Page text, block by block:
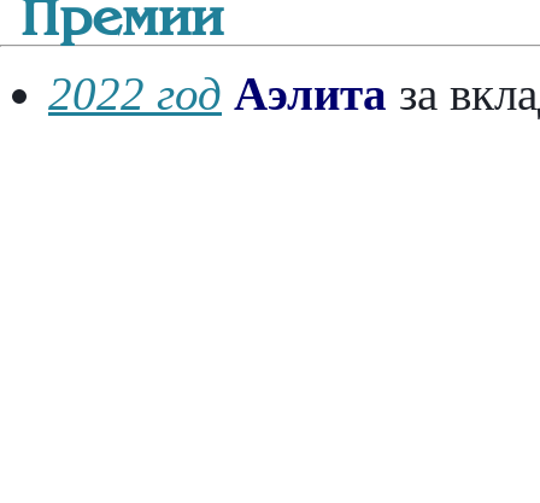
Премии
2022 год Аэлита за